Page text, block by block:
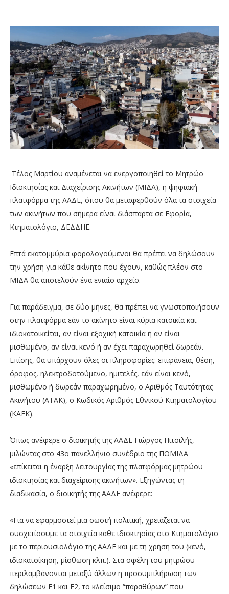
Τέλος Μαρτίου αναμένεται να ενεργοποιηθεί το Μητρώο
Ιδιοκτησίας και Διαχείρισης Ακινήτων (ΜΙΔΑ), η ψηφιακή
πλατφόρμα της ΑΑΔΕ, όπου θα μεταφερθούν όλα τα στοιχεία
των ακινήτων που σήμερα είναι διάσπαρτα σε Εφορία,
Κτηματολόγιο, ΔΕΔΔΗΕ.
Επτά εκατομμύρια φορολογούμενοι θα πρέπει να δηλώσουν
την χρήση για κάθε ακίνητο που έχουν, καθώς πλέον στο
ΜΙΔΑ θα αποτελούν ένα ενιαίο αρχείο.
Για παράδειγμα, σε δύο μήνες, θα πρέπει να γνωστοποιήσουν
στην πλατφόρμα εάν το ακίνητο είναι κύρια κατοικία και
ιδιοκατοικείται, αν είναι εξοχική κατοικία ή αν είναι
μισθωμένο, αν είναι κενό ή αν έχει παραχωρηθεί δωρεάν.
Επίσης, θα υπάρχουν όλες οι πληροφορίες: επιφάνεια, θέση,
όροφος, ηλεκτροδοτούμενο, ημιτελές, εάν είναι κενό,
μισθωμένο ή δωρεάν παραχωρημένο, ο Αριθμός Ταυτότητας
Ακινήτου (ΑΤΑΚ), ο Κωδικός Αριθμός Εθνικού Κτηματολογίου
(ΚΑΕΚ).
Όπως ανέφερε ο διοικητής της ΑΑΔΕ Γιώργος Πιτσιλής,
μιλώντας στο 43ο πανελλήνιο συνέδριο της ΠΟΜΙΔΑ
«επίκειται η έναρξη λειτουργίας της πλατφόρμας μητρώου
ιδιοκτησίας και διαχείρισης ακινήτων». Εξηγώντας τη
διαδικασία, ο διοικητής της ΑΑΔΕ ανέφερε:
«Για να εφαρμοστεί μια σωστή πολιτική, χρειάζεται να
συσχετίσουμε τα στοιχεία κάθε ιδιοκτησίας στο Κτηματολόγιο
με το περιουσιολόγιο της ΑΑΔΕ και με τη χρήση του (κενό,
ιδιοκατοίκηση, μίσθωση κλπ.). Στα οφέλη του μητρώου
περιλαμβάνονται μεταξύ άλλων η προσυμπλήρωση των
δηλώσεων Ε1 και Ε2, το κλείσιμο “παραθύρων” που